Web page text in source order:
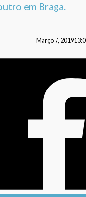
em Braga.
Março 7, 2019